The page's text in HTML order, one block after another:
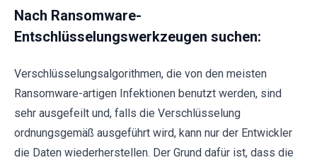
Nach Ransomware-
Entschlüsselungswerkzeugen suchen:
Verschlüsselungsalgorithmen, die von den meisten
Ransomware-artigen Infektionen benutzt werden, sind
sehr ausgefeilt und, falls die Verschlüsselung
ordnungsgemäß ausgeführt wird, kann nur der Entwickler
die Daten wiederherstellen. Der Grund dafür ist, dass die